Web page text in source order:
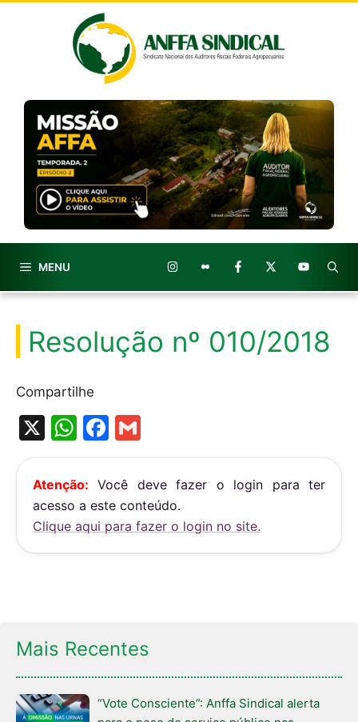
MENU
Resolução nº 010/2018
Compartilhe
X
W
h
at
s
A
p
F
a
c
e
b
o
m
ai
l
Atenção: Você deve fazer o login para ter
acesso a este conteúdo.
Clique aqui para fazer o login no site.
Mais Recentes
“Vote Consciente”: Anffa Sindical alerta